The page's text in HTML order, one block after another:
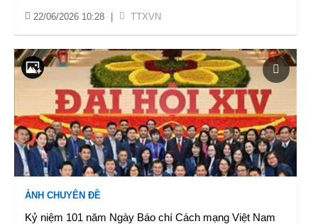
22/06/2026 10:28 TTXVN
ẢNH CHUYÊN ĐỀ
Kỷ niệm 101 năm Ngày Báo chí Cách mạng Việt Nam